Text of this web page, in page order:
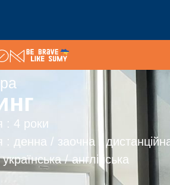
: 4 роки
денна / заочна /
/ англійська